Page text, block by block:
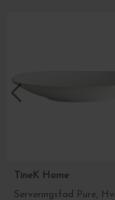
TineK Home
Serveringsfad Pure,